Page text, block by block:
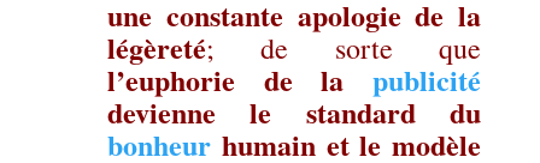
une constante apologie de la
légèreté; de sorte que
l’euphorie de la publicité
devienne le standard du
bonheur humain et le modèle